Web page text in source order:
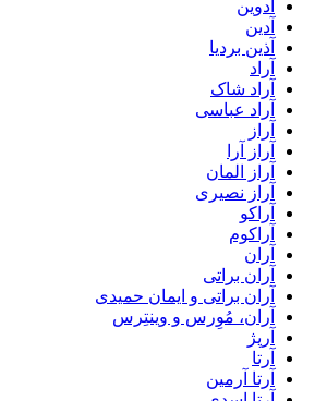
آدوین
آدین
آذین بردیا
آراد
آراد شاک
آراد عباسی
آراز
آراز آرا
آراز المان
آراز نصیری
آراکو
آراکوم
آران
آران براتی
آران براتی و ایمان حمیدی
آران، مُوِرس و وینتِرس
آرپژ
آرتا
آرتا آرمین